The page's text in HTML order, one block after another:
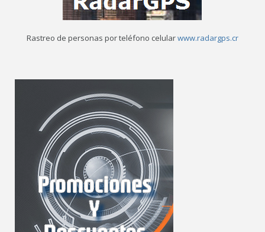
Rastreo de personas por teléfono celularwww.radargps.cr